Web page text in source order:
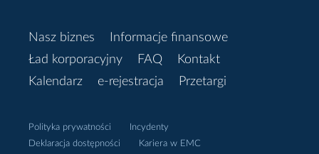
Maj
Kwiecień
Nasz biznes
Informacje finansowe
Ład korporacyjny
FAQ
Kontakt
Kalendarz
e-rejestracja Przetargi
Polityka prywatności
Incydenty
Deklaracja dostępności
Kariera w EMC